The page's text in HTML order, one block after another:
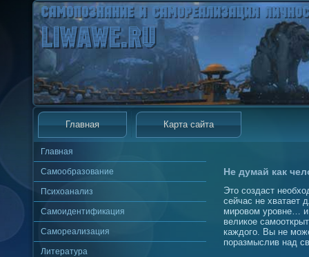
Главная Карта сайта
Главная
Самообразование
Психоанализ
Самоидентификация
Самореализация
Литература
Не думай как
Это создаст
сейчас не хватает
мировом уровне… и
великое
каждого. Вы не
поразмыслив над